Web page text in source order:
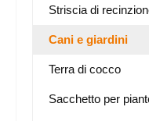
Striscia di
Cani e giardini
Terra di cocco
Sacchetto per